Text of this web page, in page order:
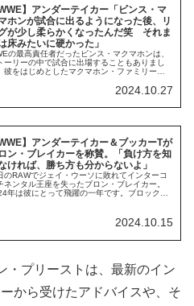
WWE】アンダーテイカー「ビンス・マ
ホンが試合に出るようになった後、リ
が少し柔らかくなったんだ笑 それま
床みたいに硬かった」
の最高責任者だったビンス・マクマホンは、
ーリーの中で試合に出場することもありまし
彼をはじめとしたマクマホン・ファミリーが
ーリーは刺激的。多くの名シーンを生み出
場することは、ストーリー以外にも選手たち
...
2024.10.27
WWE】アンダーテイカー＆ブッカーTが
ン・ブレイカーを称賛。「負け方を知
ければ、勝ち方も分からないよ」
のRAWでジェイ・ウーソに敗れてインターコ
ネンタル王座を失ったブロン・ブレイカー。
年は彼にとって飛躍の一年です。ブロック・
目を集め、サミ・ゼインとの抗争を経てイン
コンチネンタル王座を獲得。グンターのよう
2024.10.15
・プリーストは、最新のイン
から受けたアドバイスや、そ